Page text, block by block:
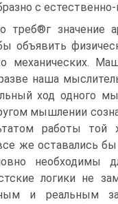
с
треб®г значение
объявить
наша
ход одного
мышлении
работы той
же оставались
необходимы
логики не
и реальным